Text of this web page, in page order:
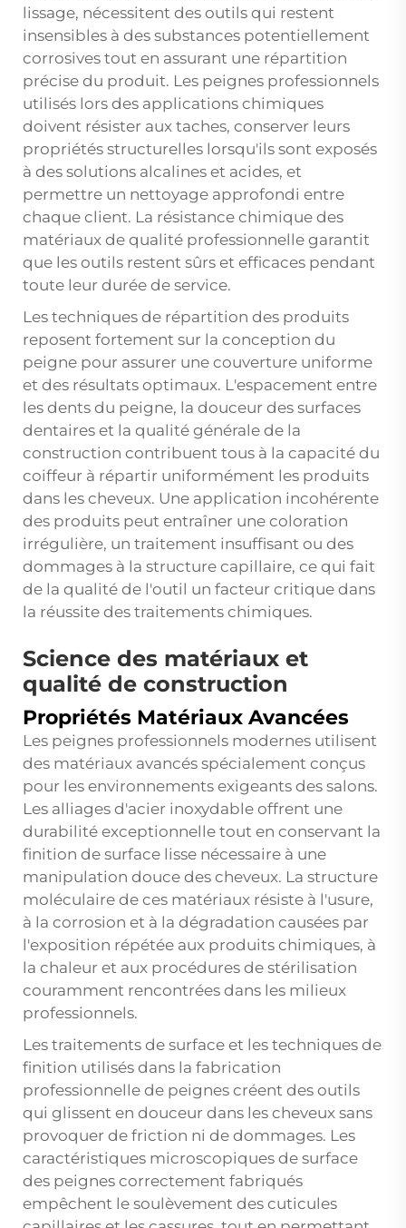
lissage, nécessitent des outils qui restent
insensibles à des substances potentiellement
corrosives tout en assurant une répartition
précise du produit. Les peignes professionnels
utilisés lors des applications chimiques
doivent résister aux taches, conserver leurs
propriétés structurelles lorsqu'ils sont exposés
à des solutions alcalines et acides, et
permettre un nettoyage approfondi entre
chaque client. La résistance chimique des
matériaux de qualité professionnelle garantit
que les outils restent sûrs et efficaces pendant
toute leur durée de service.
Les techniques de répartition des produits
reposent fortement sur la conception du
peigne pour assurer une couverture uniforme
et des résultats optimaux. L'espacement entre
les dents du peigne, la douceur des surfaces
dentaires et la qualité générale de la
construction contribuent tous à la capacité du
coiffeur à répartir uniformément les produits
dans les cheveux. Une application incohérente
des produits peut entraîner une coloration
irrégulière, un traitement insuffisant ou des
dommages à la structure capillaire, ce qui fait
de la qualité de l'outil un facteur critique dans
la réussite des traitements chimiques.
Science des matériaux et
qualité de construction
Propriétés Matériaux Avancées
Les peignes professionnels modernes utilisent
des matériaux avancés spécialement conçus
pour les environnements exigeants des salons.
Les alliages d'acier inoxydable offrent une
durabilité exceptionnelle tout en conservant la
finition de surface lisse nécessaire à une
manipulation douce des cheveux. La structure
moléculaire de ces matériaux résiste à l'usure,
à la corrosion et à la dégradation causées par
l'exposition répétée aux produits chimiques, à
la chaleur et aux procédures de stérilisation
couramment rencontrées dans les milieux
professionnels.
Les traitements de surface et les techniques de
finition utilisés dans la fabrication
professionnelle de peignes créent des outils
qui glissent en douceur dans les cheveux sans
provoquer de friction ni de dommages. Les
caractéristiques microscopiques de surface
des peignes correctement fabriqués
empêchent le soulèvement des cuticules